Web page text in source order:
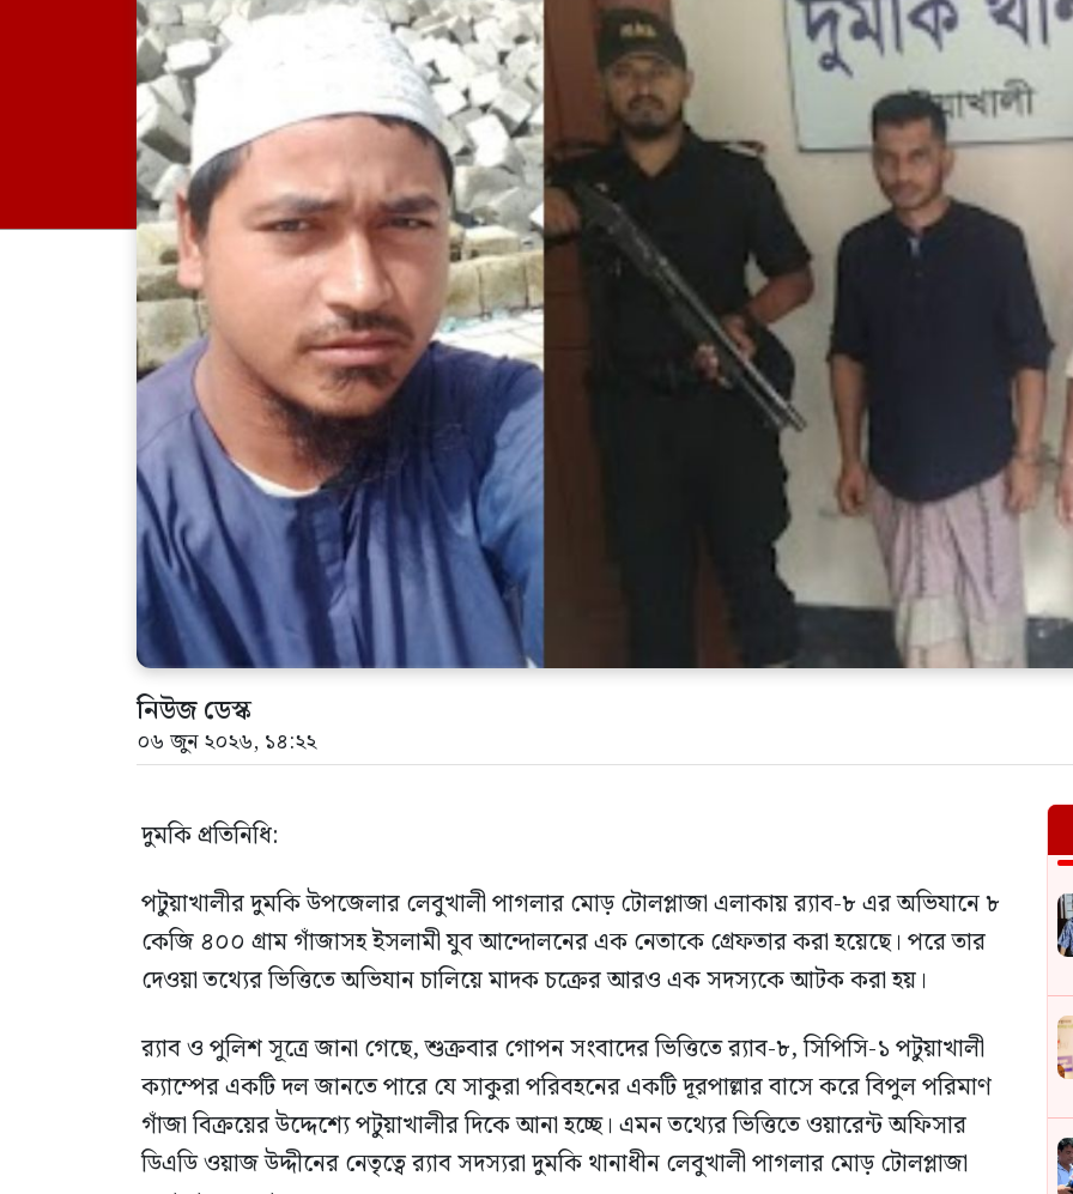
নিউজ ডেস্ক
০৬ জুন ২০২৬, ১৪:২২
দুমকি প্রতিনিধি:
পটুয়াখালীর দুমকি উপজেলার লেবুখালী পাগলার মোড় টোলপ্লাজা এলাকায় র‍্যাব-৮ এর অভিযানে ৮
কেজি ৪০০ গ্রাম গাঁজাসহ ইসলামী যুব আন্দোলনের এক নেতাকে গ্রেফতার করা হয়েছে। পরে তার
দেওয়া তথ্যের ভিত্তিতে অভিযান চালিয়ে মাদক চক্রের আরও এক সদস্যকে আটক করা হয়।
র‍্যাব ও পুলিশ সূত্রে জানা গেছে, শুক্রবার গোপন সংবাদের ভিত্তিতে র‍্যাব-৮, সিপিসি-১ পটুয়াখালী
ক্যাম্পের একটি দল জানতে পারে যে সাকুরা পরিবহনের একটি দূরপাল্লার বাসে করে বিপুল পরিমাণ
গাঁজা বিক্রয়ের উদ্দেশ্যে পটুয়াখালীর দিকে আনা হচ্ছে। এমন তথ্যের ভিত্তিতে ওয়ারেন্ট অফিসার
ডিএডি ওয়াজ উদ্দীনের নেতৃত্বে র‍্যাব সদস্যরা দুমকি থানাধীন লেবুখালী পাগলার মোড় টোলপ্লাজা